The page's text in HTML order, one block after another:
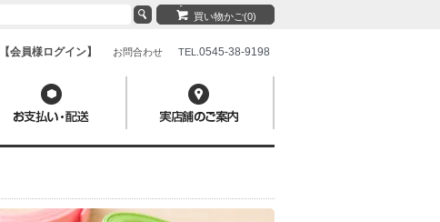
買い物かご(0)
【会員様ログイン】 お問合わせ TEL. 0545-38-9198